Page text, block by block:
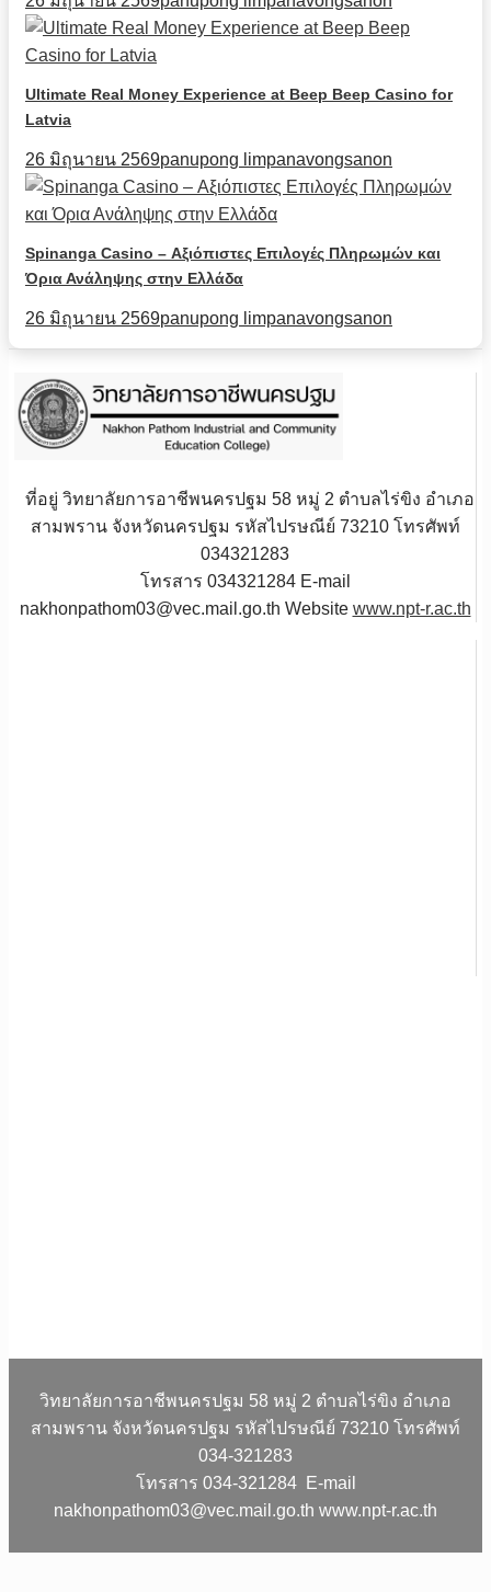
Ultimate Real Money Experience at Beep Beep Casino for
Latvia
26 มิถุนายน 2569panupong limpanavongsanon
Spinanga Casino – Αξιόπιστες Επιλογές Πληρωμών και
Όρια Ανάληψης στην Ελλάδα
26 มิถุนายน 2569panupong limpanavongsanon
ที่อยู่ วิทยาลัยการอาชีพนครปฐม 58 หมู่ 2 ตำบลไร่ขิง อำเภอ
สามพราน จังหวัดนครปฐม รหัสไปรษณีย์ 73210 โทรศัพท์
034321283
โทรสาร 034321284 E-mail
nakhonpathom03@vec.mail.go.th Website www.npt-r.ac.th
วิทยาลัยการอาชีพนครปฐม 58 หมู่ 2 ตำบลไร่ขิง อำเภอ
สามพราน จังหวัดนครปฐม รหัสไปรษณีย์ 73210 โทรศัพท์
034-321283
โทรสาร 034-321284 E-mail
nakhonpathom03@vec.mail.go.th www.npt-r.ac.th